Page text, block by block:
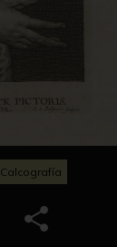
Calcografía